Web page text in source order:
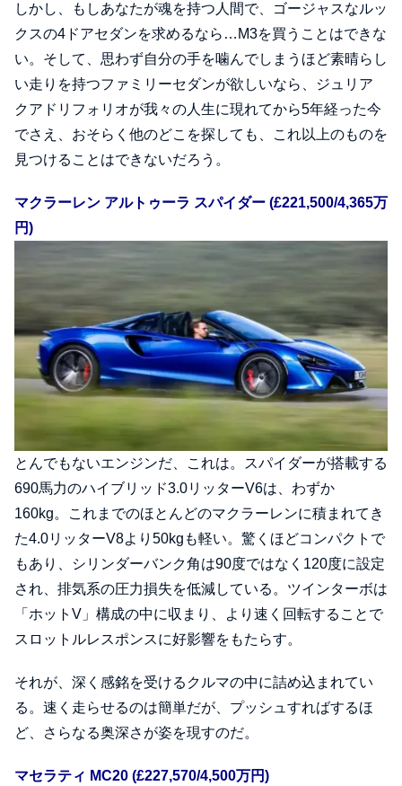
しかし、もしあなたが魂を持つ人間で、ゴージャスなルッ
クスの4ドアセダンを求めるなら…M3を買うことはできな
い。そして、思わず自分の手を噛んでしまうほど素晴らし
い走りを持つファミリーセダンが欲しいなら、ジュリア
クアドリフォリオが我々の人生に現れてから5年経った今
でさえ、おそらく他のどこを探しても、これ以上のものを
見つけることはできないだろう。
マクラーレン アルトゥーラ スパイダー (£221,500/4,365万
円)
とんでもないエンジンだ、これは。スパイダーが搭載する
690馬力のハイブリッド3.0リッターV6は、わずか
160kg。これまでのほとんどのマクラーレンに積まれてき
た4.0リッターV8より50kgも軽い。驚くほどコンパクトで
もあり、シリンダーバンク角は90度ではなく120度に設定
され、排気系の圧力損失を低減している。ツインターボは
「ホットV」構成の中に収まり、より速く回転することで
スロットルレスポンスに好影響をもたらす。
それが、深く感銘を受けるクルマの中に詰め込まれてい
る。速く走らせるのは簡単だが、プッシュすればするほ
ど、さらなる奥深さが姿を現すのだ。
マセラティ MC20 (£227,570/4,500万円)